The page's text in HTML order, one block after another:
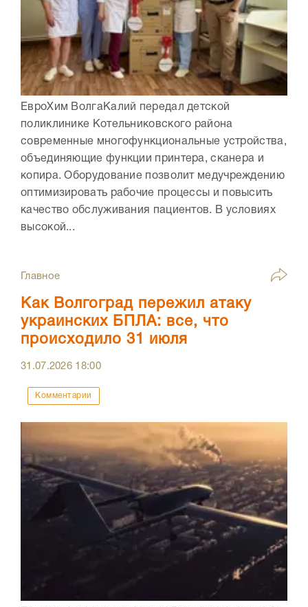
ЕвроХим ВолгаКалий передал детской
поликлинике Котельниковского района
современные многофункциональные устройства,
объединяющие функции принтера, сканера и
копира. Оборудование позволит медучреждению
оптимизировать рабочие процессы и повысить
качество обслуживания пациентов. В условиях
высокой...
Главное
Как Волгоград пережил атаку
украинских БПЛА: все, что
происходило 31 июля
31.07.2026 18:00
Комментарии